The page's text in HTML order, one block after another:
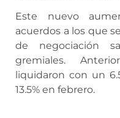
Este nuevo
acuerdos a los que
de negociación
gremiales.
liquidaron con un
13.5% en febrero.